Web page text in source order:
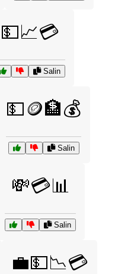
💵📈💳
Salin
💵🪙🏦💰
Salin
💸💳📊
Salin
💼💵📉💳